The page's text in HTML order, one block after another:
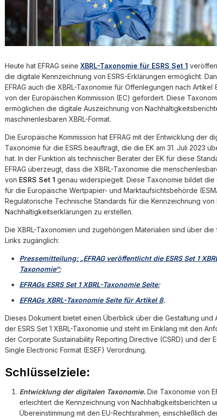
Heute hat EFRAG seine XBRL-Taxonomie für ESRS Set 1
die digitale Kennzeichnung von ESRS-Erklärungen ermöglicht.
EFRAG auch die XBRL-Taxonomie für Offenlegungen nach Artikel
von der Europäischen Kommission (EC) gefordert. Diese
ermöglichen die digitale Auszeichnung von
maschinenlesbaren XBRL-Format.
Die Europäische Kommission hat EFRAG mit der Entwicklung der
Taxonomie für die ESRS beauftragt, die die EK am 31. Juli 2023
hat. In der Funktion als technischer Berater der EK für diese
EFRAG überzeugt, dass die XBRL-Taxonomie die
von ESRS Set 1 genau widerspiegelt. Diese Taxonomie bildet die
für die Europäische Wertpapier- und Marktaufsichtsbehörde
Regulatorische Technische Standards für die Kennzeichnung von
Nachhaltigkeitserklärungen zu erstellen.
Die XBRL-Taxonomien und zugehörigen Materialien sind über
Links zugänglich:
Pressemitteilung: „EFRAG veröffentlicht die ESRS Set 1
Taxonomie“;
EFRAGs ESRS Set 1 XBRL-Taxonomie Seite;
EFRAGs XBRL-Taxonomie Seite für Artikel 8.
Dieses Dokument bietet einen Überblick über die Gestaltung und
der ESRS Set 1 XBRL-Taxonomie und steht im Einklang mit den
der Corporate Sustainability Reporting Directive (CSRD) und der
Single Electronic Format (ESEF) Verordnung.
Schlüsselziele:
Entwicklung der digitalen Taxonomie. Die Taxonomie von
erleichtert die Kennzeichnung von Nachhaltigkeitsberichten
Übereinstimmung mit den EU-Rechtsrahmen, einschließlich